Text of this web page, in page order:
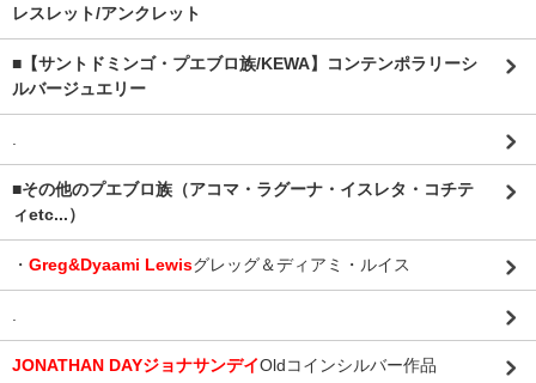
レスレット/アンクレット
■【サントドミンゴ・プエブロ族/KEWA】コンテンポラリーシ
ルバージュエリー
.
■その他のプエブロ族（アコマ・ラグーナ・イスレタ・コチテ
ィetc...）
・ Greg&Dyaami Lewisグレッグ＆ディアミ・ルイス
.
JONATHAN DAYジョナサンデイOldコインシルバー作品